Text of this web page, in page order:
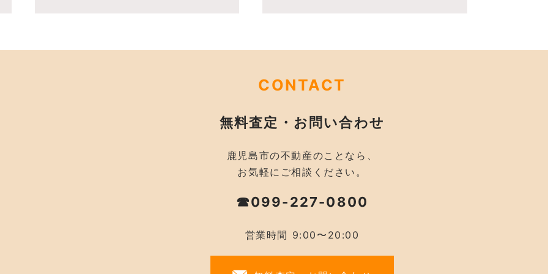
CONTACT
無料査定・お問い合わせ
鹿児島市の不動産のことなら、
お気軽にご相談ください。
☎099-227-0800
営業時間 9:00〜20:00